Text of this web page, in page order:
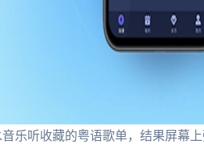
乐听收藏的粤语歌单，结果屏幕